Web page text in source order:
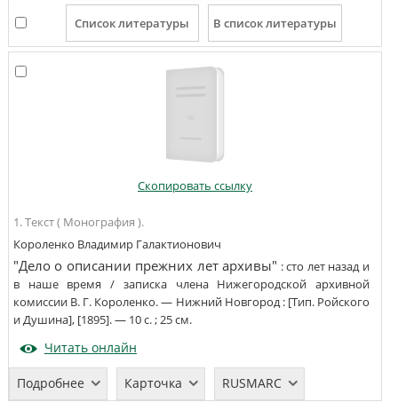
Скопировать ссылку
1. Текст ( Монография ).
Короленко Владимир Галактионович
"Дело о описании прежних лет архивы" :сто лет назад и
в наше время
/ записка члена Нижегородской архивной
комиссии В. Г. Короленко. — Нижний Новгород:[Тип. Ройского
и Душина],[1895]. —10 с.;25см.
Читать онлайн
Подробнее Карточка RUSMARC